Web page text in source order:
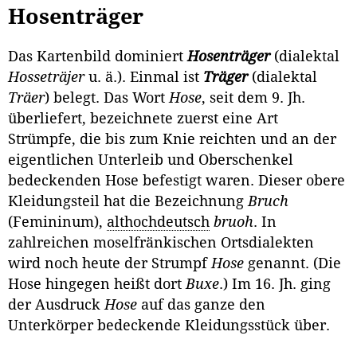
Hosenträger
Das Kartenbild dominiertHosenträger(dialektal
Hosseträjeru. ä.). Einmal ist Träger(dialektal
Träer) belegt. Das Wort Hose, seit dem 9. Jh.
überliefert, be­zeichnete zuerst eine Art
Strümpfe, die bis zum Knie reichten und an der
ei­gentlichen Unterleib und Oberschenkel
bedeckenden Hose befestigt waren. Dieser obere
Kleidungsteil hat die Bezeichnung Bruch
(Femininum), althochdeutsch bruoh. In
zahlreichen moselfränkischen Ortsdialekten
wird noch heute der Strumpf Hose genannt. (Die
Hose hingegen heißt dort Buxe.) Im 16. Jh. ging
der Ausdruck Hose auf das ganze den
Unterkörper bedeckende Kleidungs­stück über.